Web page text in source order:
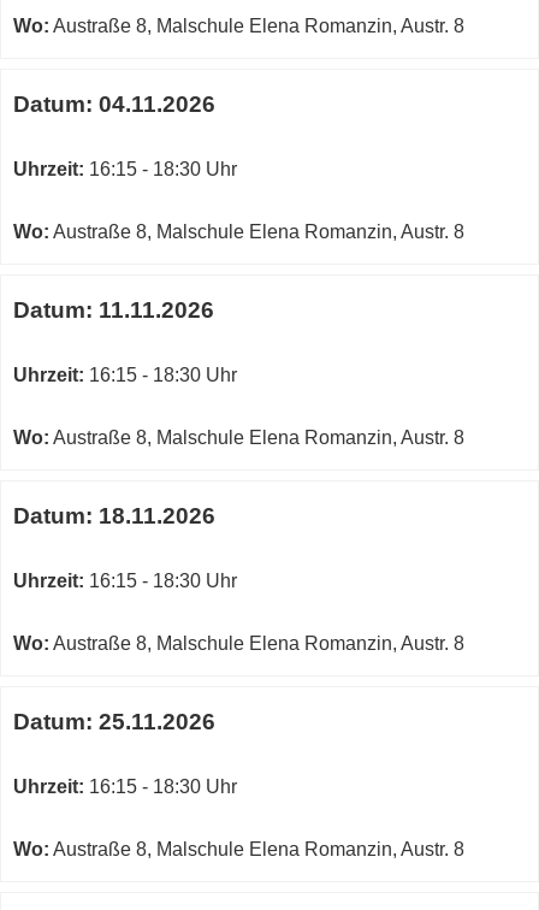
Wo: Austraße 8, Malschule Elena Romanzin, Austr. 8
Datum: 04.11.2026
Uhrzeit: 16:15 - 18:30 Uhr
Wo: Austraße 8, Malschule Elena Romanzin, Austr. 8
Datum: 11.11.2026
Uhrzeit: 16:15 - 18:30 Uhr
Wo: Austraße 8, Malschule Elena Romanzin, Austr. 8
Datum: 18.11.2026
Uhrzeit: 16:15 - 18:30 Uhr
Wo: Austraße 8, Malschule Elena Romanzin, Austr. 8
Datum: 25.11.2026
Uhrzeit: 16:15 - 18:30 Uhr
Wo: Austraße 8, Malschule Elena Romanzin, Austr. 8